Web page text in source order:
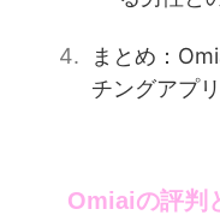
まとめ：
チングアプ
Omiaiの評判